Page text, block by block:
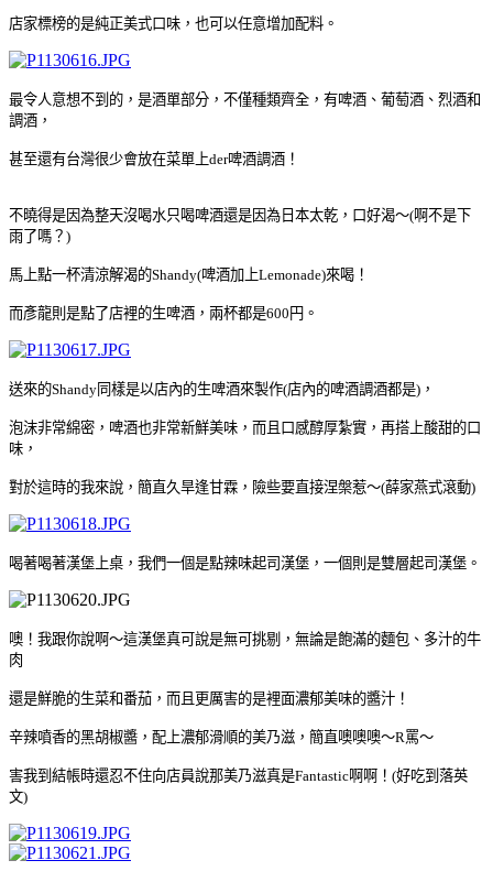
店家標榜的是純正美式口味，也可以任意增加配料。
最令人意想不到的，是酒單部分，不僅種類齊全，有啤酒、葡萄酒 、 烈酒和
調酒，
甚至還有台灣很少會放在菜單上der啤酒調酒 ！
不曉得是因為整天沒喝水只喝啤酒還是因為日本太乾，口好渴～(啊不是下
雨了嗎？)
馬上點一杯清涼解渴的Shandy(啤酒加上Lemonade)來喝 ！
而彥龍則是點了店裡的生啤酒， 兩杯都是600 円 。
送來的Shandy同樣是以店內的生啤酒來製作(店內的啤酒調酒都是)，
泡沫非常綿密， 啤酒也非常新鮮美味，而且口感醇厚紮實，再搭上酸甜的口
味，
對於這時的我來說，簡直久旱逢甘霖，險些要直接涅槃惹～(薛家燕式滾動)
喝著喝著漢堡上桌，我們一個是點辣味起司漢堡，一個則是雙層起司漢堡。
噢！我跟你說啊～這漢堡真可說是無可挑剔，無論是飽滿的麵包、多汁的牛
肉
還是鮮脆的生菜和番茄，而且更厲害的是裡面濃郁美味的醬汁 ！
辛辣噴香的黑胡椒醬， 配上濃郁滑順的美乃滋，簡直噢噢噢～R罵～
害我到結帳時還忍不住向店員說那美乃滋真是Fantastic啊啊 ！(好吃到落英
文)